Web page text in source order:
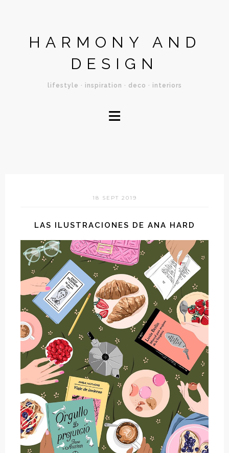
HARMONY AND
DESIGN
lifestyle · inspiration · deco · interiors
≡
18 SEPT 2019
LAS ILUSTRACIONES DE ANA HARD